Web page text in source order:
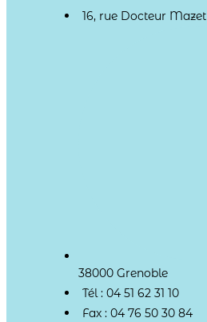
16, rue Docteur Mazet
38000 Grenoble
Tél : 04 51 62 31 10
Fax : 04 76 50 30 84